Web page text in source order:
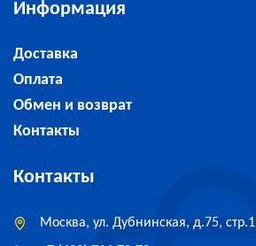
Информация
Доставка
Оплата
Обмен и возврат
Контакты
Контакты
Москва, ул. Дубнинская, д.75, стр.1